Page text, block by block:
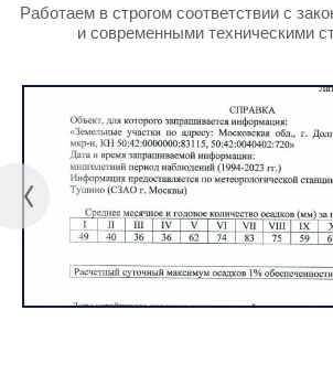
Работаем в строгом соответствии с
и современными техническими